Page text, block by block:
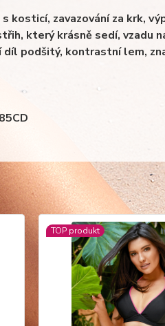
kosticí, zavazování za krk,
který krásně sedí, vzadu
díl podšitý, kontrastní lem,
TOP produkt